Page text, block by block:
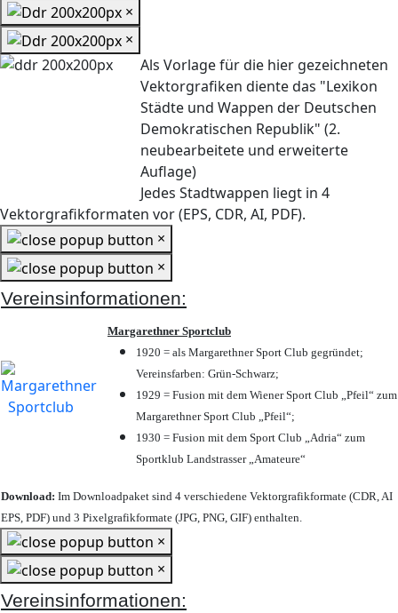
×
×
Als Vorlage für die hier gezeichneten
Vektorgrafiken diente das "Lexikon
Städte und Wappen der Deutschen
Demokratischen Republik" (2.
neubearbeitete und erweiterte
Auflage)
Jedes Stadtwappen liegt in 4
Vektorgrafikformaten vor (EPS, CDR, AI, PDF).
×
×
Vereinsinformationen:
Margarethner Sportclub
1920 = als Margarethner Sport Club gegründet;
Vereinsfarben: Grün-Schwarz;
1929 = Fusion mit dem Wiener Sport Club „Pfeil“ zum
Margarethner Sport Club „Pfeil“;
1930 = Fusion mit dem Sport Club „Adria“ zum
Sportklub Landstrasser „Amateure“
Download: Im Downloadpaket sind 4 verschiedene Vektorgrafikformate (CDR, AI
EPS, PDF) und 3 Pixelgrafikformate (JPG, PNG, GIF) enthalten.
×
×
Vereinsinformationen: